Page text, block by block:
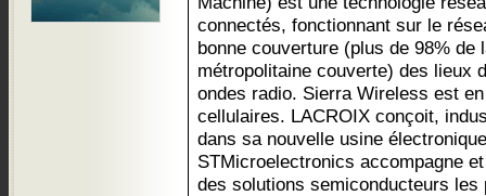
connectés, fonctionnant sur le
bonne couverture (plus de 98% de
métropolitaine couverte) des lieux
ondes radio. Sierra Wireless est
cellulaires. LACROIX conçoit,
dans sa nouvelle usine
STMicroelectronics accompagne
des solutions semiconducteurs